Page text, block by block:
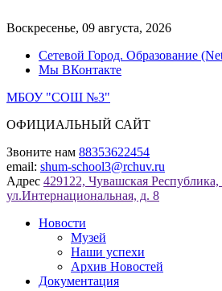
к
Воскресенье, 09 августа, 2026
Сетевой Город. Образование
Мы ВКонтакте
МБОУ "СОШ №3"
ОФИЦИАЛЬНЫЙ САЙТ
Звоните нам 88353622454
email: shum-school3@rchuv.ru
Адрес 429122, Чувашская
ул.Интернациональная, д. 8
Новости
Музей
Наши успехи
Архив Новостей
Документация